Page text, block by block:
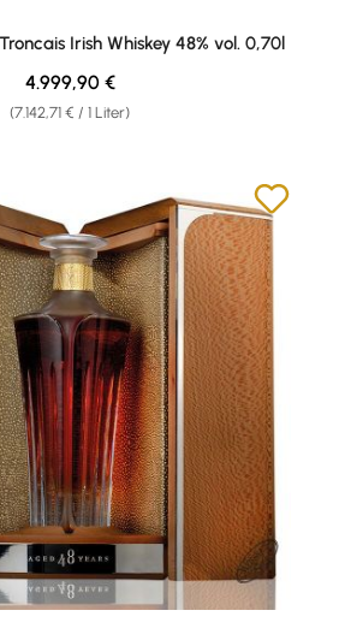
Irish Whiskey 48% vol. 0,70l
(7.142,71 € / 1 Liter)
Regulärer Preis:
4.999,90 €